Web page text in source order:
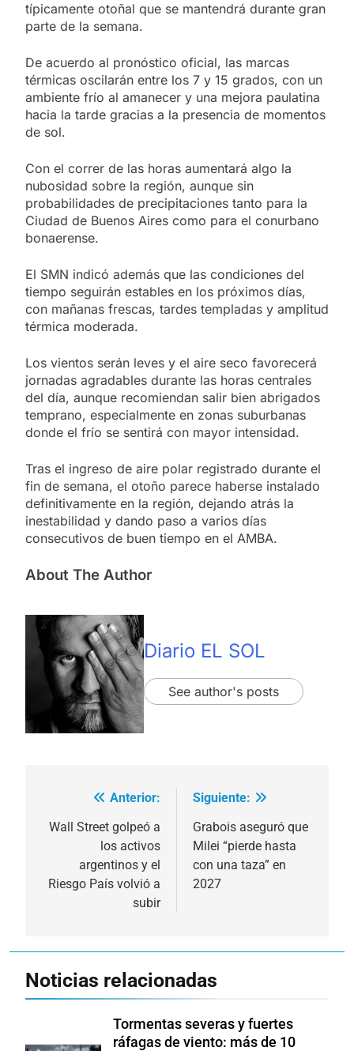
típicamente otoñal que se mantendrá durante gran
parte de la semana.
De acuerdo al pronóstico oficial, las marcas
térmicas oscilarán entre los 7 y 15 grados, con un
ambiente frío al amanecer y una mejora paulatina
hacia la tarde gracias a la presencia de momentos
de sol.
Con el correr de las horas aumentará algo la
nubosidad sobre la región, aunque sin
probabilidades de precipitaciones tanto para la
Ciudad de Buenos Aires como para el conurbano
bonaerense.
El SMN indicó además que las condiciones del
tiempo seguirán estables en los próximos días,
con mañanas frescas, tardes templadas y amplitud
térmica moderada.
Los vientos serán leves y el aire seco favorecerá
jornadas agradables durante las horas centrales
del día, aunque recomiendan salir bien abrigados
temprano, especialmente en zonas suburbanas
donde el frío se sentirá con mayor intensidad.
Tras el ingreso de aire polar registrado durante el
fin de semana, el otoño parece haberse instalado
definitivamente en la región, dejando atrás la
inestabilidad y dando paso a varios días
consecutivos de buen tiempo en el AMBA.
About The Author
Diario EL SOL
See author's posts
Navegación
de
entradas
Anterior:
Wall Street golpeó a
los activos
argentinos y el
Riesgo País volvió a
subir
Siguiente:
Grabois aseguró que
Milei “pierde hasta
con una taza” en
2027
Noticias relacionadas
Tormentas severas y fuertes
ráfagas de viento: más de 10